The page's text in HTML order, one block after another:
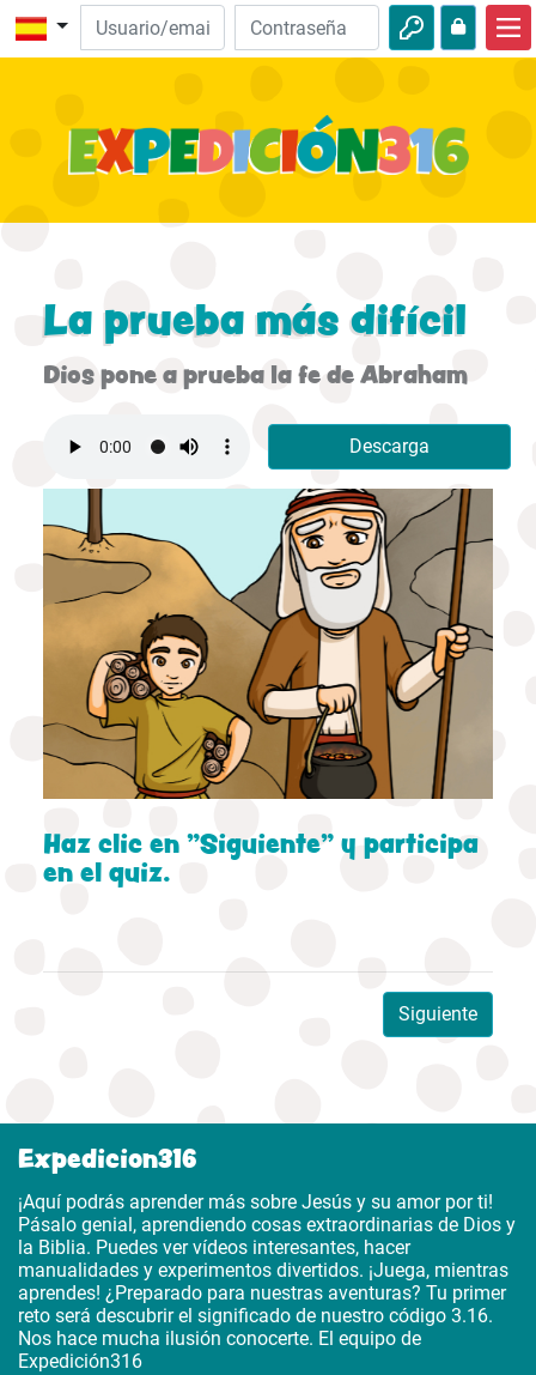
Descubre la Biblia
Aventuras
Actividades
La prueba más difícil
Dios pone a prueba la fe de Abraham
Descarga
Haz clic en "Siguiente" y participa
en el quiz.
Siguiente
Expedicion316
¡Aquí podrás aprender más sobre Jesús y su amor por ti!
Pásalo genial, aprendiendo cosas extraordinarias de Dios y
la Biblia. Puedes ver vídeos interesantes, hacer
manualidades y experimentos divertidos. ¡Juega, mientras
aprendes! ¿Preparado para nuestras aventuras? Tu primer
reto será descubrir el significado de nuestro código 3.16.
Nos hace mucha ilusión conocerte. El equipo de
Expedición316